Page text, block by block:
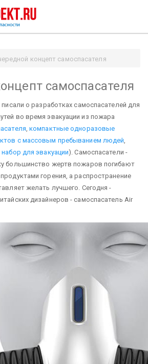
концепт самоспасателя
самоспасателя
о разработках самоспасателей для
во время эвакуации из пожара
,компактные одноразовые
с массовым пребыванием людей
для эвакуации). Самоспасатели -
большинство жертв пожаров погибают
горения, а распространение
желать лучшего. Сегодня -
дизайнеров - самоспасатель Air